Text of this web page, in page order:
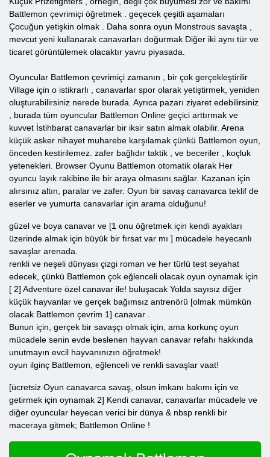
Battlemon çevrimiçi öğretmek geçecek çeşitli aşamaları
Çocuğun yetişkin olmak Daha sonra oyun Monstrous savaşta
mevcut yeni kullanarak canavarları doğurmak Diğer iki aynı tür ve
ticaret görüntülemek olacaktır yavru piyasada.
Oyuncular Battlemon çevrimiçi zamanın
, bir çok gerçekleştirilir
Village için o istikrarlı , canavarlar spor olarak yetiştirmek, yeniden
oluşturabilirsiniz nerede burada. Ayrıca pazarı ziyaret edebilirsiniz
, burada tüm oyuncular Battlemon Online geçici arttırmak ve
kuvvet İstihbarat canavarlar bir iksir satın almak olabilir. Arena
küçük asker nihayet muharebe karşılamak çünkü Battlemon oyun,
önceden kestirilemez. zafer bağlıdır taktik , ve beceriler
, koçluk
yetenekleri. Browser Oyunu Battlemon otomatik olarak Her
oyuncu layık rakibine ile bir araya olmasını sağlar. Kazanan için
alırsınız altın, paralar ve zafer. Oyun bir savaş canavarca teklif de
eserler ve yumurta canavarlar için arama olduğunu!
güzel ve boya canavar ve [1 onu öğretmek için kendi ayakları
üzerinde almak için büyük bir fırsat var mı ] mücadele heyecanlı
savaşlar arenada.
renkli ve neşeli dünyası çizgi roman ve her türlü test seyahat
edecek, çünkü Battlemon çok eğlenceli olacak oyun oynamak için
[ 2] Adventure özel canavar ile! buluşacak Yolda sayısız diğer
küçük hayvanlar ve gerçek bağımsız antrenörü [olmak mümkün
olacak Battlemon çevrim 1] canavar
Bunun için, gerçek bir savaşçı olmak için, ama korkunç oyun
mücadele senin evde beslenen hayvan canavar refahı hakkında
unutmayın evcil hayvanınızın öğretmek!
oyun ilginç Battlemon, eğlenceli ve renkli savaşlar vaat!
[ücretsiz Oyun canavarca savaş, olsun imkanı bakımı için ve
getirmek için oynamak 2] Kendi canavar, canavarlar mücadele ve
diğer oyuncular heyecan verici bir dünya & nbsp renkli bir
maceraya gitmek; Battlemon Online !